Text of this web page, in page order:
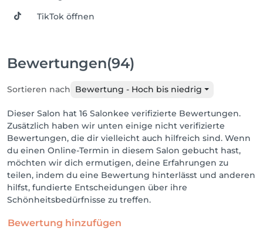
TikTok öffnen
Bewertungen(94)
Sortieren nach Bewertung - Hoch bis niedrig
Dieser Salon hat 16 Salonkee verifizierte Bewertungen.
Zusätzlich haben wir unten einige nicht verifizierte
Bewertungen, die dir vielleicht auch hilfreich sind. Wenn
du einen Online-Termin in diesem Salon gebucht hast,
möchten wir dich ermutigen, deine Erfahrungen zu
teilen, indem du eine Bewertung hinterlässt und anderen
hilfst, fundierte Entscheidungen über ihre
Schönheitsbedürfnisse zu treffen.
Bewertung hinzufügen